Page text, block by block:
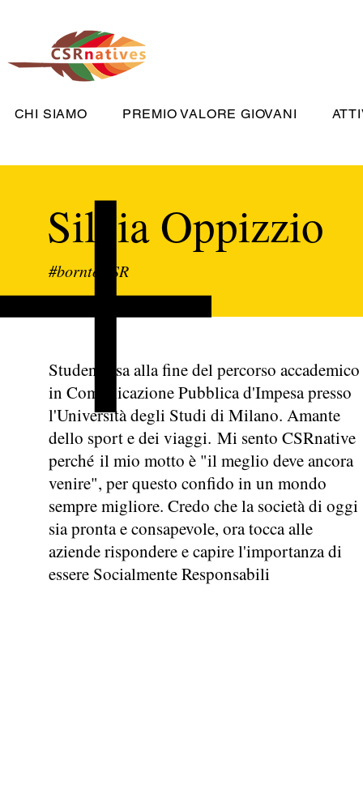
CHI SIAMO PREMIO VALORE GIOVANI
Silvia Oppizzio
#borntoCSR
Studentessa alla fine del percorso accademico
in Comunicazione Pubblica d'Impesa presso
l'Università degli Studi di Milano. Amante
dello sport e dei viaggi. Mi sento CSRnative
perché il mio motto è "il meglio deve ancora
venire", per questo confido in un mondo
sempre migliore. Credo che la società di oggi
sia pronta e consapevole, ora tocca alle
aziende rispondere e capire l'importanza di
essere Socialmente Responsabili